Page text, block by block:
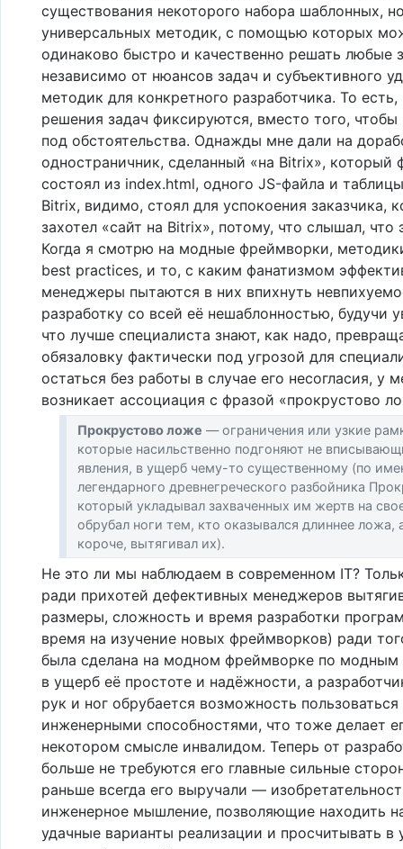
существования некоторого набора шаблонных,
универсальных методик, с помощью которых
одинаково быстро и качественно решать любые
независимо от нюансов задач и субъективного
методик для конкретного разработчика. То
решения задач фиксируются, вместо того, чтобы
под обстоятельства. Однажды мне дали на
одностраничник, сделанный «на Bitrix», который
состоял из index.html, одного JS-файла и
Bitrix, видимо, стоял для успокоения заказчика,
захотел «сайт на Bitrix», потому, что слышал, что
Когда я смотрю на модные фреймворки,
best practices, и то, с каким фанатизмом
менеджеры пытаются в них впихнуть
разработку со всей её нешаблонностью, будучи
что лучше специалиста знают, как надо,
обязаловку фактически под угрозой для
остаться без работы в случае его несогласия, у
возникает ассоциация с фразой «прокрустово
Прокрустово ложе — ограничения или узкие
которые насильственно подгоняют не
явления, в ущерб чему-то существенному (по
легендарного древнегреческого разбойника
который укладывал захваченных им жертв на
обрубал ноги тем, кто оказывался длиннее ложа,
короче, вытягивал их).
Не это ли мы наблюдаем в современном IT?
ради прихотей дефективных менеджеров
размеры, сложность и время разработки
время на изучение новых фреймворков) ради
была сделана на модном фреймворке по
в ущерб её простоте и надёжности, а
рук и ног обрубается возможность
инженерными способностями, что тоже делает
некотором смысле инвалидом. Теперь от
больше не требуются его главные сильные
раньше всегда его выручали —
инженерное мышление, позволяющие находить
удачные варианты реализации и просчитывать в